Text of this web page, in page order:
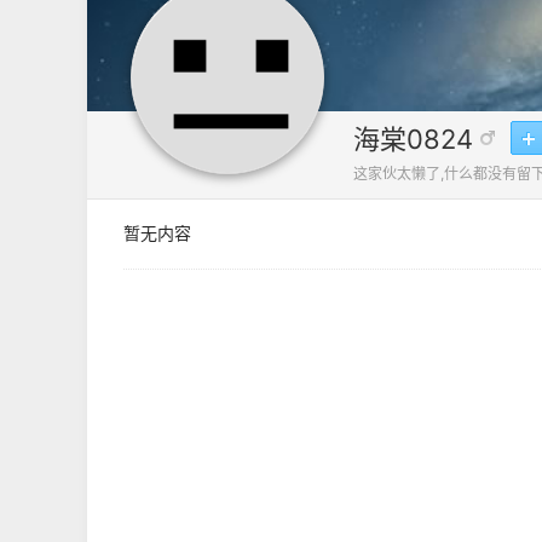
海棠0824
这家伙太懒了,什么都没有留
暂无内容